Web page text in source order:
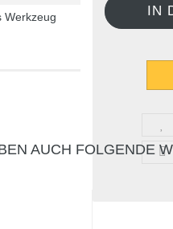
Werkzeug
AUCH FOLGENDE